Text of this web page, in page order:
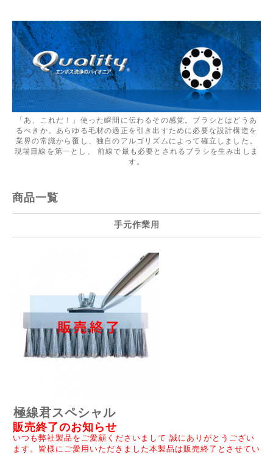
「あ、これだ！」使った瞬間に伝わるその感覚。ブラシとはどうあ
るべきか。あらゆる毛材の適正を引き出すために必要な設計構造を
業界の常識から覆し、独自のアルゴリズムによって確立しました。
現場目線を第一とし、 前線で最も必要とされるブラシを生み出しま
す。
商品一覧
手元作業用
極線君スペシャル
販売終了のお知らせ
いつも弊社製品をご愛顧くださいまして 誠にありがとうござい
ます。皆様にご愛用いただきました本製品は販売終了とさせてい